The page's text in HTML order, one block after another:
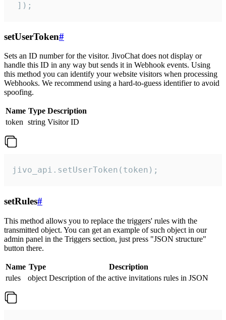
]);
setUserToken#
Sets an ID number for the visitor. JivoChat does not display or
handle this ID in any way but sends it in Webhook events. Using
this method you can identify your website visitors when processing
Webhooks. We recommend using a hard-to-guess identifier to avoid
spoofing.
Name Type Description
token string Visitor ID
jivo_api.setUserToken(token);
setRules#
This method allows you to replace the triggers' rules with the
transmitted object. You can get an example of such object in our
admin panel in the Triggers section, just press "JSON structure"
button there.
Name Type
Description
rules
object Description of the active invitations rules in JSON